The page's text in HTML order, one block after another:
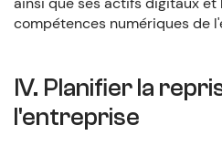
compétences numériques de
IV. Planifier la
l'entreprise